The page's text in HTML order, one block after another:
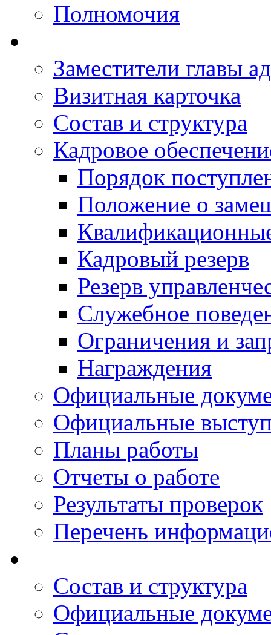
Полномочия
Заместители главы
Визитная карточка
Состав и структура
Кадровое
Порядок
Положение о
Кадровый резерв
Резерв
Служебное
Ограничения и
Награждения
Официальные
Официальные
Планы работы
Отчеты о работе
Результаты проверок
Перечень
Состав и структура
Официальные